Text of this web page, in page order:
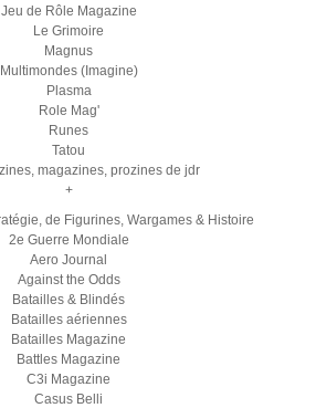
Jeu de Rôle Magazine
Le Grimoire
Magnus
Multimondes (Imagine)
Plasma
Role Mag'
Runes
Tatou
magazines, prozines de jdr
+
de Figurines, Wargames & Histoire
2e Guerre Mondiale
Aero Journal
Against the Odds
Batailles & Blindés
Batailles aériennes
Batailles Magazine
Battles Magazine
C3i Magazine
Casus Belli